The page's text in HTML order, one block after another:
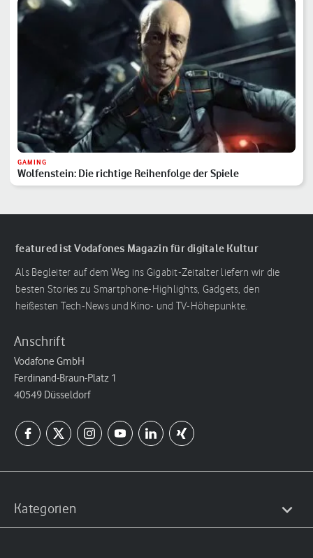
GAMING
Wolfenstein: Die richtige Reihenfolge der Spiele
featured ist Vodafones Magazin für digitale Kultur
Als Begleiter auf dem Weg ins Gigabit-Zeitalter liefern wir die
besten Stories zu Smartphone-Highlights, Gadgets, den
heißesten Tech-News und Kino- und TV-Höhepunkte.
Anschrift
Vodafone GmbH
Ferdinand-Braun-Platz 1
40549 Düsseldorf
Kategorien